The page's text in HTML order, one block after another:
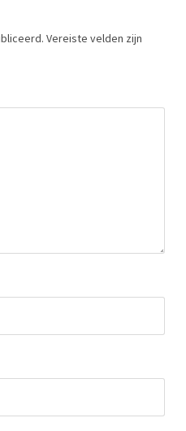
Vereiste velden zijn